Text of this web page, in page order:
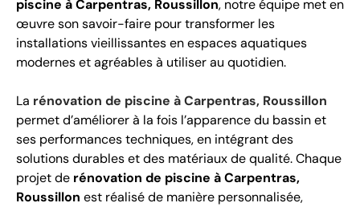
piscine à Carpentras, Roussillon, notre équipe met en
œuvre son savoir-faire pour transformer les
installations vieillissantes en espaces aquatiques
modernes et agréables à utiliser au quotidien.
La rénovation de piscine à Carpentras, Roussillon
permet d’améliorer à la fois l’apparence du bassin et
ses performances techniques, en intégrant des
solutions durables et des matériaux de qualité. Chaque
projet de rénovation de piscine à Carpentras,
Roussillon est réalisé de manière personnalisée,